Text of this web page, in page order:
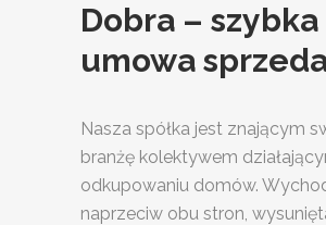
Dobra – szybka
umowa
Nasza spółka jest znającym
branżę kolektywem
odkupowaniu domów.
naprzeciw obu stron,